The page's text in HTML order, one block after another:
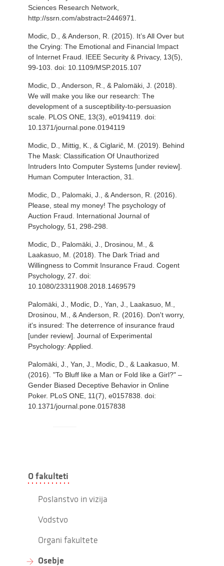
Sciences Research Network,
http://ssrn.com/abstract=2446971.
Modic, D., & Anderson, R. (2015). It’s All Over but
the Crying: The Emotional and Financial Impact
of Internet Fraud. IEEE Security & Privacy, 13(5),
99-103. doi: 10.1109/MSP.2015.107
Modic, D., Anderson, R., & Palomäki, J. (2018).
We will make you like our research: The
development of a susceptibility-to-persuasion
scale. PLOS ONE, 13(3), e0194119. doi:
10.1371/journal.pone.0194119
Modic, D., Mittig, K., & Ciglarič, M. (2019). Behind
The Mask: Classification Of Unauthorized
Intruders Into Computer Systems [under review].
Human Computer Interaction, 31.
Modic, D., Palomaki, J., & Anderson, R. (2016).
Please, steal my money! The psychology of
Auction Fraud. International Journal of
Psychology, 51, 298-298.
Modic, D., Palomäki, J., Drosinou, M., &
Laakasuo, M. (2018). The Dark Triad and
Willingness to Commit Insurance Fraud. Cogent
Psychology, 27. doi:
10.1080/23311908.2018.1469579
Palomäki, J., Modic, D., Yan, J., Laakasuo, M.,
Drosinou, M., & Anderson, R. (2016). Don't worry,
it's insured: The deterrence of insurance fraud
[under review]. Journal of Experimental
Psychology: Applied.
Palomäki, J., Yan, J., Modic, D., & Laakasuo, M.
(2016). "To Bluff like a Man or Fold like a Girl?" –
Gender Biased Deceptive Behavior in Online
Poker. PLoS ONE, 11(7), e0157838. doi:
10.1371/journal.pone.0157838
O fakulteti
Poslanstvo in vizija
Vodstvo
Organi fakultete
Osebje